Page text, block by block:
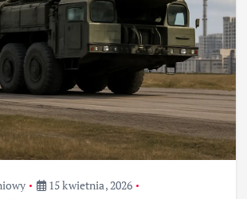
15 kwietnia, 2026